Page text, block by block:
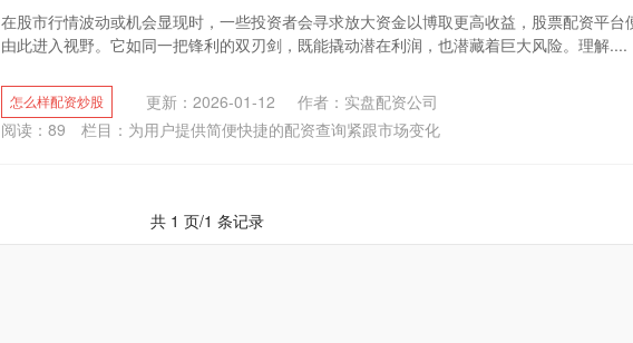
在股市行情波动或机会显现时，一些投资者会寻求放大资金以博取更高收益，股票配资平台
由此进入视野。它如同一把锋利的双刃剑，既能撬动潜在利润，也潜藏着巨大风险。理解....
怎么样配资炒股 更新：2026-01-12
作者：实盘配资公司
阅读： 89 栏目： 为用户提供简便快捷的配资查询紧跟市场变化
共 1 页/1 条记录